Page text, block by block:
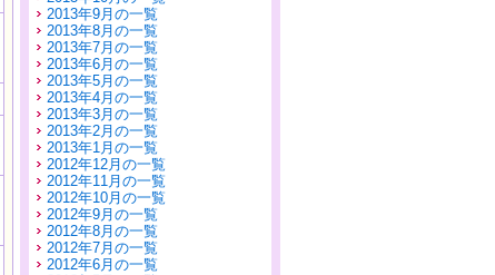
2013年9月の一覧
2013年8月の一覧
2013年7月の一覧
2013年6月の一覧
2013年5月の一覧
2013年4月の一覧
2013年3月の一覧
2013年2月の一覧
2013年1月の一覧
2012年12月の一覧
2012年11月の一覧
2012年10月の一覧
2012年9月の一覧
2012年8月の一覧
2012年7月の一覧
2012年6月の一覧